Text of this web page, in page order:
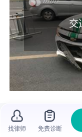
交
开车在路
一真碰上了，有
找律师 免费诊断